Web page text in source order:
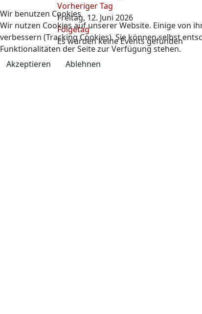
Vorheriger Tag
Freitag, 12. Juni 2026
Folgetag
Es wurden keine Events gefunden
Wir benutzen Cookies
Wir nutzen Cookies auf unserer Website. Einige von
verbessern (Tracking Cookies). Sie können selbst
Funktionalitäten der Seite zur Verfügung stehen.
Akzeptieren
Ablehnen